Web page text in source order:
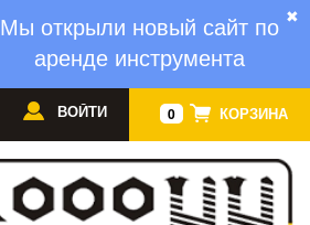
✖
Мы открыли новый сайт по
аренде инструмента
0 КОРЗИНА
ВОЙТИ